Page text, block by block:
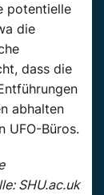
potentielle
die
dass die
abhalten
UFO-Büros.
SHU.ac.uk